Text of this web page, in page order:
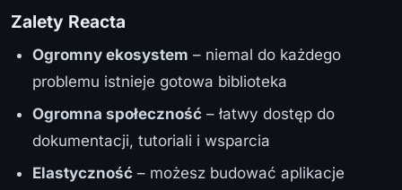
Zalety Reacta
Ogromny ekosystem – niemal do każdego
problemu istnieje gotowa biblioteka
Ogromna społeczność – łatwy dostęp do
dokumentacji, tutoriali i wsparcia
Elastyczność – możesz budować aplikacje